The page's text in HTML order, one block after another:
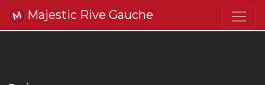
Majestic Rive Gauche